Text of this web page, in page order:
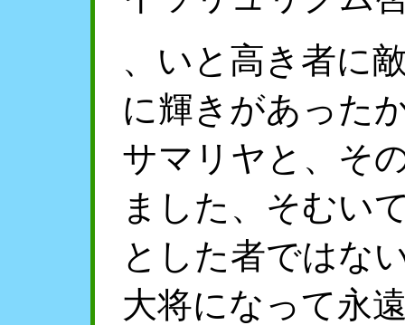
、いと高き者に
に輝きがあった
サマリヤと、そ
ました、そむい
とした者ではな
大将になって永